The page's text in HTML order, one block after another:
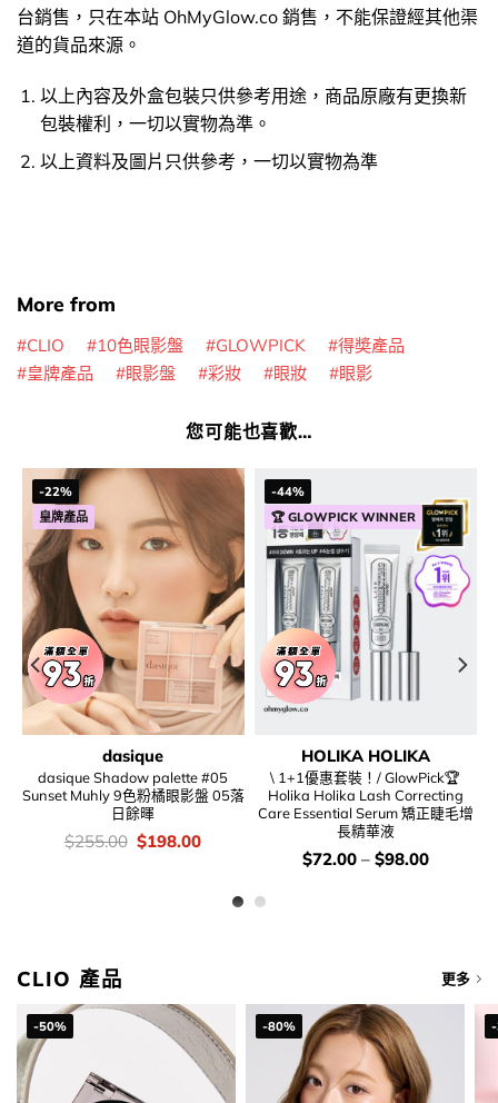
台銷售，只在本站 OhMyGlow.co 銷售，不能保證經其他渠
道的貨品來源。
以上內容及外盒包裝只供參考用途，商品原廠有更換新
包裝權利，一切以實物為準。
以上資料及圖片只供參考，一切以實物為準
More from
CLIO 10色眼影盤 GLOWPICK
得奬產品
皇牌產品
眼影盤 彩妝 眼妝 眼影
您可能也喜歡…
-22%
皇牌產品
dasique
dasique Shadow palette #05
Sunset Muhly 9色粉橘眼影盤 05落
日餘暉
價
錢：
$255.00 Original
price
$198.00Current
-44%
🏆 GLOWPICK WINNER
HOLIKA HOLIKA
\ 1+1優惠套裝！/ GlowPick🏆
Holika Holika Lash Correcting
Care Essential Serum 矯正睫毛增
長精華液
價
錢：
$72.00– $98.00
CLIO 產品 更多
-50% -80%